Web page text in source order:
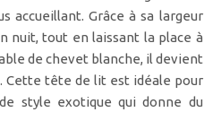
accueillant. Grâce à sa largeur
nuit, tout en laissant la place à
de chevet blanche, il devient
Cette tête de lit est idéale pour
style exotique qui donne du